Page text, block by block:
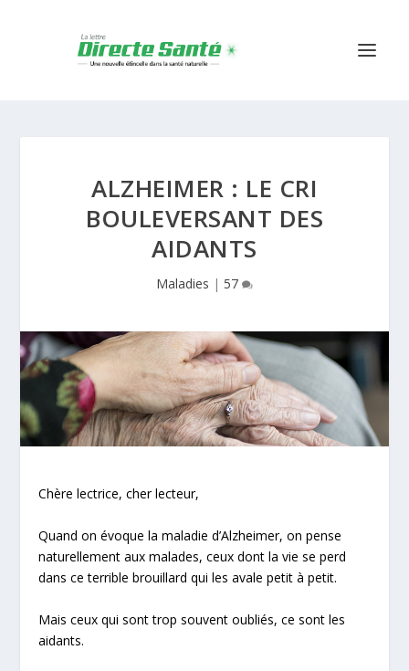
ALZHEIMER : LE CRI
BOULEVERSANT DES
AIDANTS
Maladies | 57
Chère lectrice, cher lecteur,
Quand on évoque la maladie d’Alzheimer, on pense
naturellement aux malades, ceux dont la vie se perd
dans ce terrible brouillard qui les avale petit à petit.
Mais ceux qui sont trop souvent oubliés, ce sontles
aidants.